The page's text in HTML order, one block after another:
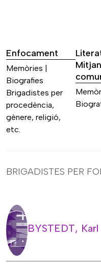
Enfocament
Memòries |
Biografies
Brigadistes per
procedència,
gènere, religió,
etc.
BRIGADISTES PER
BYSTEDT, Karl